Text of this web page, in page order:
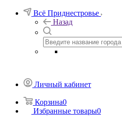
Всё Приднестровье
Назад
Личный кабинет
Корзина0
Избранные товары0